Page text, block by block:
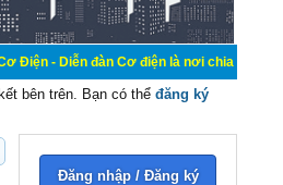
đàn Cơ điện là nơi chia sẽ kiến thức
bên trên. Bạn có thể đăng ký
Đăng nhập / Đăng ký